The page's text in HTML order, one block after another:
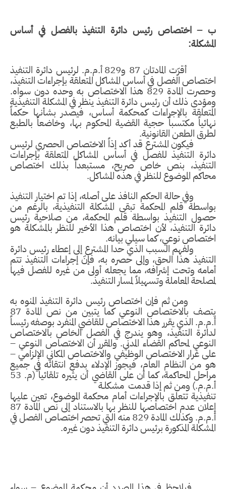
ب – اختصاص رئيس دائرة التنفيذ بالفصل في أساس
المشكلة:
أقرّت المادتان 87 و829 أ.م.م. لرئيس دائرة التنفيذ
اختصاص الفصل في أساس المشاكل المتعلقة بإجراءات التنفيذ،
وحصرت المادة 829 هذا الاختصاص به وحده دون سواه.
ومؤدى ذلك أن رئيس دائرة التنفيذ ينظر في المشكلة التنفيذية
المتعلقة بالإجراءات كمحكمة أساس، فيصدر بشأنها حكماً
نهائياً مكتسباً حجية القضية المحكوم بها، وخاضعاً بالطبع
لطرق الطعن القانونية.
فيكون المشترع قد أكد إذاً الاختصاص الحصري لرئيس
دائرة التنفيذ للفصل في أساس المشاكل المتعلقة بإجراءات
التنفيذ، بنص خاص صريح، مستبعداً بذلك اختصاص
محاكم الموضوع للنظر في هذه المشاكل.
وفي حالة الحكم النافذ على أصله، إذا تم اختيار التنفيذ
بواسطة قلم المحكمة تبقى المشكلة التنفيذية، بالرغم من
حصول التنفيذ بواسطة قلم المحكمة، من صلاحية رئيس
دائرة التنفيذ، لأن اختصاص هذا الأخير للنظر بالمشكلة هو
اختصاص نوعي، كما سيلي بيانه.
ولفهم السبب الذي حدا المشترع إلى إعطاء رئيس دائرة
التنفيذ هذا الحق، وإلى حصره به، فإنّ إجراءات التنفيذ تتم
أمامه وتحت إشرافه، مما يجعله أولى من غيره للفصل فيها
لمصلحة المعاملة وتسهيلاً لمسار التنفيذ.
ومن ثم فإن اختصاص رئيس دائرة التنفيذ المنوه به
يتصف بالاختصاص النوعي كما يتبين من نص المادة 87
أ.م.م. الذي يقرر هذا الاختصاص للقاضي المنفرد بوصفه رئيساً
لدائرة التنفيذ، وهو يندرج في الفصل الخاص بالاختصاص
النوعي لمحاكم القضاء المدني. والمقرر أن الاختصاص النوعي –
على غرار الاختصاص الوظيفي والاختصاص المكاني الإلزامي –
هو من النظام العام، فيجوز الإدلاء بدفع انتقائه في جميع
مراحل المحاكمة، كما أن على القاضي أن يثيره تلقائياً (م. 53
أ.م.م.) ومن ثم إذا قدمت مشكلـة
تنفيذية تتعلق بالإجراءات أمام محكمة الموضوع، تعين عليها
إعلان عدم اختصاصها للنظر بها بالاستناد إلى نص المادة 87
أ.م.م. وكذلك المادة 829 منه التي تحصر اختصاص الفصل في
المشكلة المذكورة برئيس دائرة التنفيذ دون غيره.